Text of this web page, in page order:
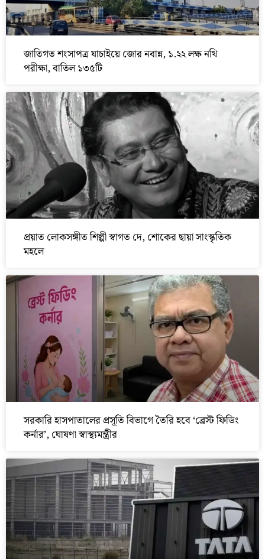
জাতিগত শংসাপত্র যাচাইয়ে জোর নবান্ন, ১.২২ লক্ষ নথি
পরীক্ষা, বাতিল ১৩৫টি
প্রয়াত লোকসঙ্গীত শিল্পী স্বাগত দে, শোকের ছায়া সাংস্কৃতিক
মহলে
সরকারি হাসপাতালের প্রসূতি বিভাগে তৈরি হবে ‘ব্রেস্ট ফিডিং
কর্নার’, ঘোষণা স্বাস্থ্যমন্ত্রীর